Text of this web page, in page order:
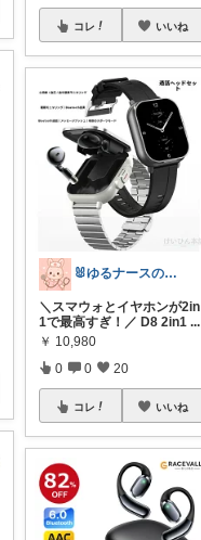
コレ いいね
🐰ゆるナースの愛用品ROOM🐰
＼スマウォとイヤホンが2in
1で最高すぎ！／ D8 2in1...
￥ 10,980
0 0 20
コレ いいね